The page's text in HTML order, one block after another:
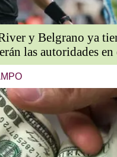
y Belgrano ya
las autoridades